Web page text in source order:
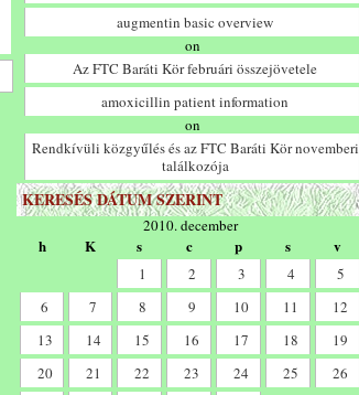
augmentin basic overview
on
Az FTC Baráti Kör februári összejövetele
amoxicillin patient information
on
Rendkívüli közgyűlés és az FTC Baráti Kör novemberi
találkozója
KERESÉS DÁTUM SZERINT
2010. december
h K s c p s v
1 2 3 4
5
6
7 8 9 10 11
12
13
14 15 16 17 18
19
20
21 22 23 24 25
26